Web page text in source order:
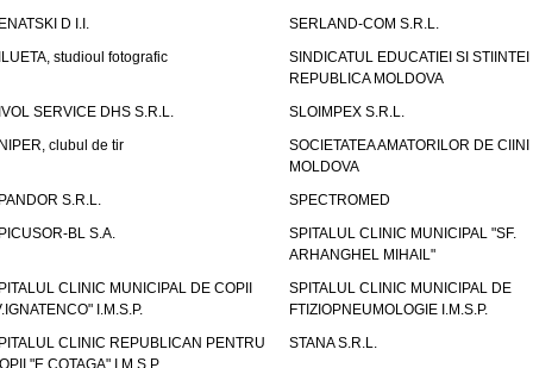
D I.I.
SERLAND-COM S.R.L.
studioul fotografic
SINDICATUL EDUCATIEI SI STIINTEI
REPUBLICA MOLDOVA
SERVICE DHS S.R.L.
SLOIMPEX S.R.L.
clubul de tir
SOCIETATEA AMATORILOR DE CIINI
MOLDOVA
S.R.L.
SPECTROMED
BL S.A.
SPITALUL CLINIC MUNICIPAL "SF.
ARHANGHEL MIHAIL"
CLINIC MUNICIPAL DE COPII
I.M.S.P.
SPITALUL CLINIC MUNICIPAL DE
FTIZIOPNEUMOLOGIE I.M.S.P.
CLINIC REPUBLICAN PENTRU
"E.COTAGA" I.M.S.P.
STANA S.R.L.